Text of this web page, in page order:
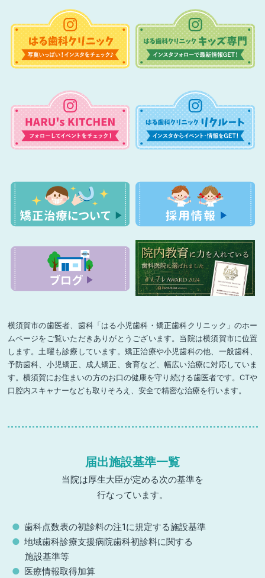
横須賀市の歯医者、歯科「はる小児歯科・矯正歯科クリニック」のホー
ムページをご覧いただきありがとうございます。当院は横須賀市に位置
します。土曜も診療しています。矯正治療や小児歯科の他、一般歯科、
予防歯科、小児矯正、成人矯正、食育など、幅広い治療に対応していま
す。横須賀にお住まいの方のお口の健康を守り続ける歯医者です。CTや
口腔内スキャナーなども取りそろえ、安全で精密な治療を行います。
届出施設基準一覧
当院は厚生大臣が定める次の基準を
行なっています。
歯科点数表の初診料の注1に規定する施設基準
地域歯科診療支援病院歯科初診料に関する
施設基準等
医療情報取得加算